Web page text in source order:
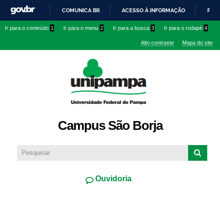
conteúdo
IR
O
COMUNICA BR ACESSO À INFORMAÇÃO
Ir para o conteúdo 1 Ir para o menu 2 Ir para a busca 3 Ir para o rodapé 4
Alto contraste Mapa do site
Campus São Borja
Ouvidoria